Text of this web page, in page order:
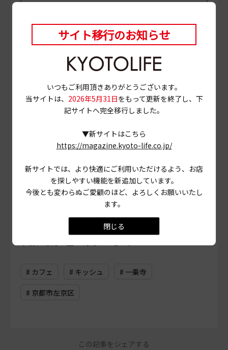
PHOTO三村博史 MANABU
当ページに掲載されている店舗情報は、
時点のものです。
営業情報やメニュー等が異なる場合がありますので、
# カフェ # キッシュ # 一乗寺
# 京都市左京区
この記事をシェアする
サイト移行のお知らせ
いつもご利用頂きありがとうございます。
当サイトは、 2026年5月31日をもって更新を終了し、下
記サイトへ完全移行しました。
▼新サイトはこちら
https://magazine.kyoto-life.co.jp/
新サイトでは、より快適にご利用いただけるよう、お店
を探しやすい機能を新追加しています。
今後とも変わらぬご愛顧のほど、よろしくお願いいたし
ます。
閉じる